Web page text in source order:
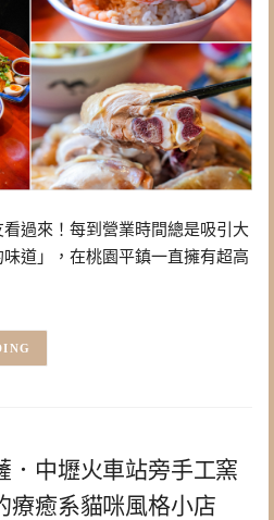
過來！每到營業時間總是吸引大
道」，在桃園平鎮一直擁有超高
．中壢火車站旁手工窯
療癒系貓咪風格小店